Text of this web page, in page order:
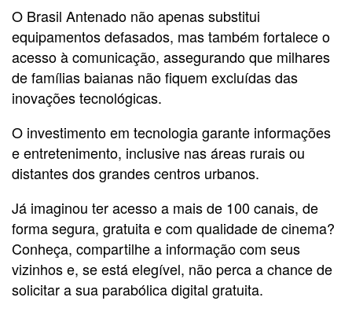
O Brasil Antenado não apenas substitui
equipamentos defasados, mas também fortalece o
acesso à comunicação, assegurando que milhares
de famílias baianas não fiquem excluídas das
inovações tecnológicas.
O investimento em tecnologia garante informações
e entretenimento, inclusive nas áreas rurais ou
distantes dos grandes centros urbanos.
Já imaginou ter acesso a mais de 100 canais, de
forma segura, gratuita e com qualidade de cinema?
Conheça, compartilhe a informação com seus
vizinhos e, se está elegível, não perca a chance de
solicitar a sua parabólica digital gratuita.